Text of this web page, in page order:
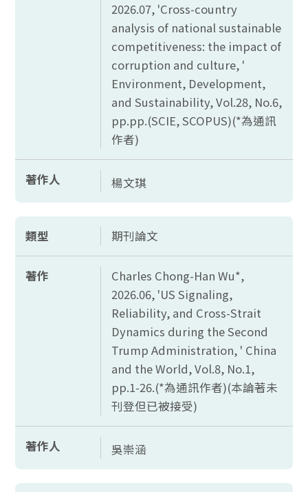
2026.07, 'Cross-country
analysis of national sustainable
competitiveness: the impact of
corruption and culture, '
Environment, Development,
and Sustainability, Vol.28, No.6,
pp.pp.(SCIE, SCOPUS)(*為通訊
作者)
著作人 楊文琪
類型 期刊論文
著作
Charles Chong-Han Wu*,
2026.06, 'US Signaling,
Reliability, and Cross-Strait
Dynamics during the Second
Trump Administration, ' China
and the World, Vol.8, No.1,
pp.1-26.(*為通訊作者)(本論著未
刊登但已被接受)
著作人 吳崇涵